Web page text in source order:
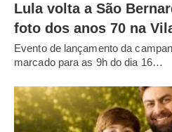
Lula volta a São
foto dos anos 70 na
Evento de lançamento da
marcado para as 9h do dia 16…